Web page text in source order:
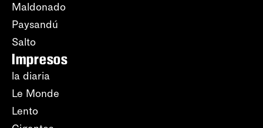
Maldonado
Paysandú
Salto
Impresos
la diaria
Le Monde
Lento